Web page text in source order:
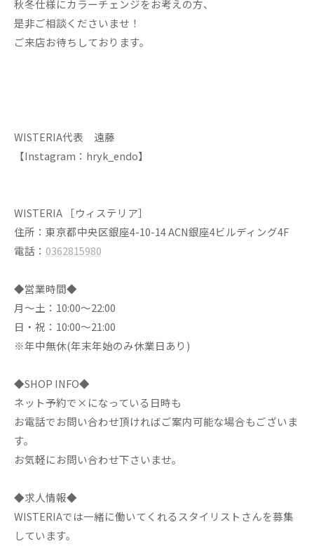
秋冬仕様にカラーチェンジをお考えの方、
是非ご相談くださいませ！
ご来店お待ちしております。
WISTERIA代表 遠藤
【Instagram：hryk_endo】
WISTERIA ［ウィステリア］
住所：東京都中央区銀座4-10-14 ACN銀座4ビルディング4F
電話： 0362815980
◆営業時間◆
月～土：10:00～22:00
日・祝：10:00～21:00
※年中無休(年末年始のみ休業日あり)
◆SHOP INFO◆
ネット予約で×になっている日時も
お電話でお問い合わせ頂ければご案内可能な場合もございま
す。
お気軽にお問い合わせ下さいませ。
◆求人情報◆
WISTERIAでは一緒に働いてくれるスタイリストさんを募集
しています。